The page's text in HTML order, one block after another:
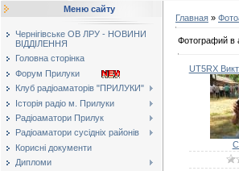
Меню сайту
Чернігівське ОВ ЛРУ - НОВИНИ
ВІДДІЛЕННЯ
Головна сторінка
Форум Прилуки
Клуб радіоаматорів "ПРИЛУКИ"
Історія радіо м. Прилуки
Радіоаматори Прилук
Радіоаматори сусідніх районів
Корисні документи
Дипломи
Главная »
Фотографий в
UT5RX